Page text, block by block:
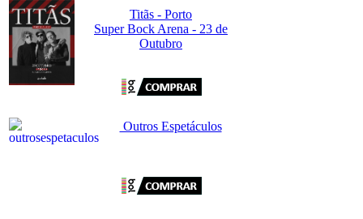
Titãs - Porto
Super Bock Arena - 23 de
Outubro
Outros Espetáculos